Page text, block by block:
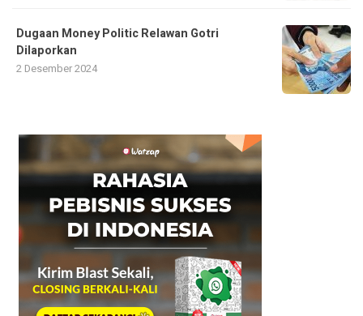
Dugaan Money Politic Relawan Gotri
Dilaporkan
2 Desember 2024